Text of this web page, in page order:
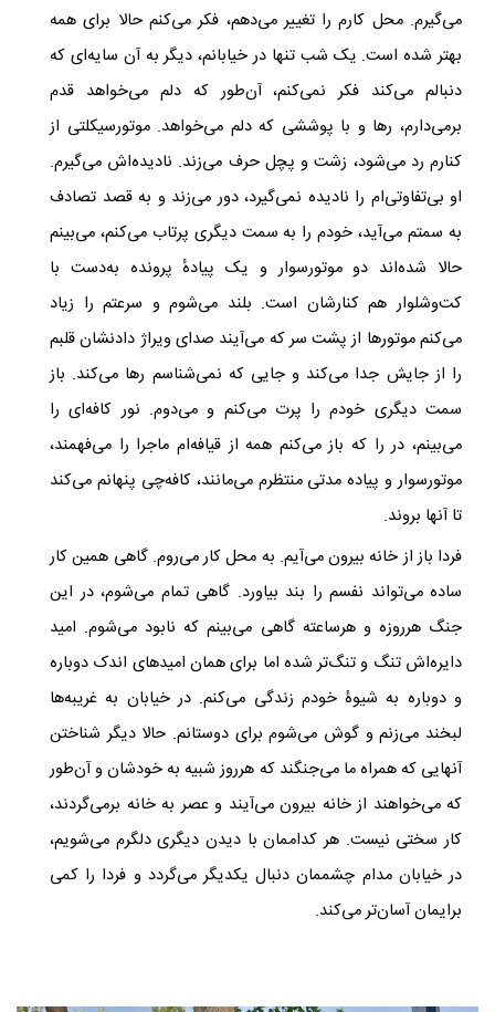
می‌گیرم. محل کارم را تغییر می‌دهم، فکر می‌کنم حالا برای همه
بهتر شده است. یک شب تنها در خیابانم، دیگر به آن سایه‌ای که
دنبالم می‌کند فکر نمی‌کنم، آن‌طور که دلم می‌خواهد قدم
برمی‌دارم، رها و با پوششی که دلم می‌خواهد. موتورسیکلتی از
کنارم رد می‌شود، زشت و پچل حرف می‌زند. نادیده‌اش می‌گیرم.
او بی‌تفاوتی‌ام را نادیده نمی‌گیرد، دور می‌زند و به قصد تصادف
به سمتم می‌آید، خودم را به سمت دیگری پرتاب می‌کنم، می‌بینم
حالا شده‌اند دو موتورسوار و یک پیادهٔ پرونده به‌دست با
کت‌وشلوار هم کنارشان است. بلند می‌شوم و سرعتم را زیاد
می‌کنم موتورها از پشت سر که می‌آیند صدای ویراژ دادنشان قلبم
را از جایش جدا می‌کند و جایی که نمی‌شناسم رها می‌کند. باز
سمت دیگری خودم را پرت می‌کنم و می‌دوم. نور کافه‌ای را
می‌بینم، در را که باز می‌کنم همه از قیافه‌ام ماجرا را می‌فهمند،
موتورسوار و پیاده مدتی منتظرم می‌مانند، کافه‌چی پنهانم می‌کند
تا آنها بروند.
فردا باز از خانه بیرون می‌آیم. به محل کار می‌روم. گاهی همین کار
ساده می‌تواند نفسم را بند بیاورد. گاهی تمام می‌شوم، در این
جنگ هرروزه و هرساعته گاهی می‌بینم که نابود می‌شوم. امید
دایره‌اش تنگ و تنگ‌تر شده اما برای همان‌ امیدهای اندک دوباره
و دوباره به شیوۀ خودم زندگی می‌کنم. در خیابان به غریبه‌ها
لبخند می‌زنم و گوش می‌شوم برای دوستانم. حالا دیگر شناختن
آنهایی که همراه ما می‌جنگند که هرروز شبیه به خودشان و آن‌طور
که می‌خواهند از خانه بیرون می‌آیند و عصر به خانه برمی‌گردند،
کار سختی نیست. هر کداممان با دیدن دیگری دلگرم می‌شویم،
در خیابان مدام چشممان دنبال یکدیگر می‌گردد و فردا را کمی
برایمان آسان‌تر می‌کند.